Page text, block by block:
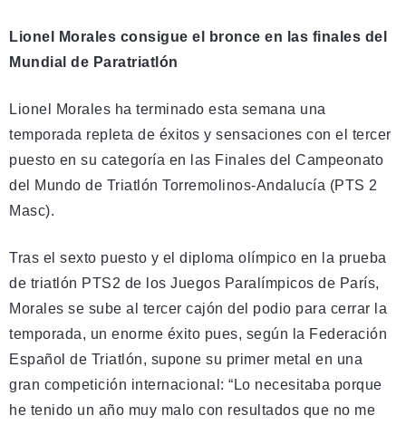
Lionel Morales consigue el bronce en las finales del
Mundial de Paratriatlón
Lionel Morales ha terminado esta semana una
temporada repleta de éxitos y sensaciones con el tercer
puesto en su categoría en las Finales del Campeonato
del Mundo de Triatlón Torremolinos-Andalucía (PTS 2
Masc).
Tras el sexto puesto y el diploma olímpico en la prueba
de triatlón PTS2 de los Juegos Paralímpicos de París,
Morales se sube al tercer cajón del podio para cerrar la
temporada, un enorme éxito pues, según la Federación
Español de Triatlón, supone su primer metal en una
gran competición internacional: “Lo necesitaba porque
he tenido un año muy malo con resultados que no me